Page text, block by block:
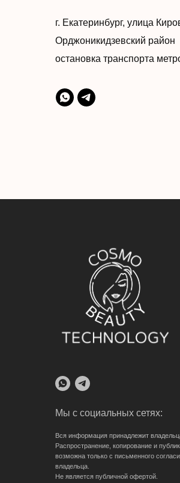
г. Екатеринбург, улица
Орджоникидзевский район
остановка транспорта
Мы с социальных сетях:
Вся информация принадлежит
Распространение, копирование и
возможна только с письменного
владельца.
Не является публичной офертой.